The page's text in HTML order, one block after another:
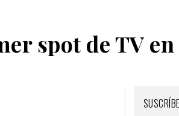
spot de TV en